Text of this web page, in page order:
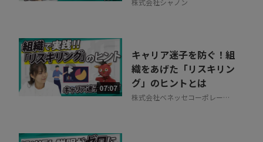
株式会社シャノン
07:07
キャリア迷子を防ぐ！組
織をあげた「リスキリン
グ」のヒントとは
株式会社ベネッセコーポレーシ